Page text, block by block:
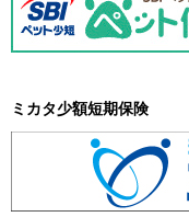
ミカタ少額短期保険